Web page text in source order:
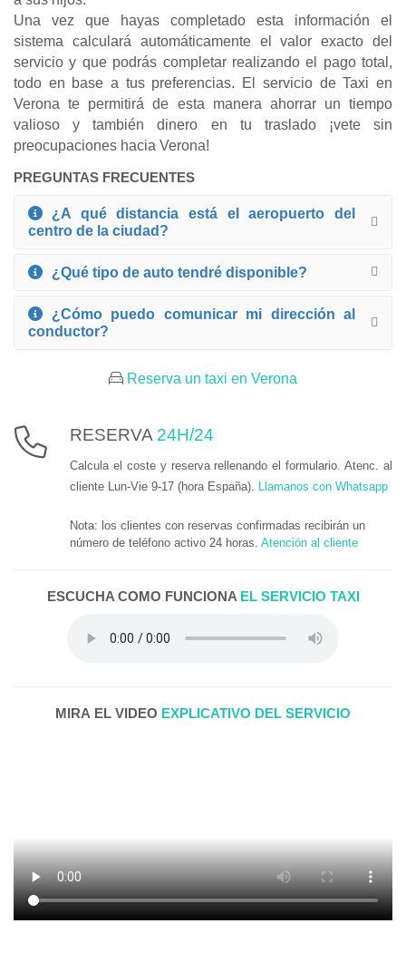
Una vez que hayas completado esta información el
sistema calculará automáticamente el valor exacto del
servicio y que podrás completar realizando el pago total,
todo en base a tus preferencias. El servicio de Taxi en
Verona te permitirá de esta manera ahorrar un tiempo
valioso y también dinero en tu traslado ¡vete sin
preocupaciones hacia Verona!
PREGUNTAS FRECUENTES
¿A qué distancia está el aeropuerto del
centro de la ciudad?
¿Qué tipo de auto tendré disponible?
¿Cómo puedo comunicar mi dirección al
conductor?
Reserva un taxi en Verona
RESERVA 24H/24
Calcula el coste y reserva rellenando el formulario. Atenc. al
cliente Lun-Vie 9-17 (hora España).
Llamanos con Whatsapp
Nota: los clientes con reservas confirmadas recibirán un
número de teléfono activo 24 horas. Atención al cliente
ESCUCHA COMO FUNCIONAEL SERVICIO TAXI
MIRA EL VIDEO EXPLICATIVO DEL SERVICIO